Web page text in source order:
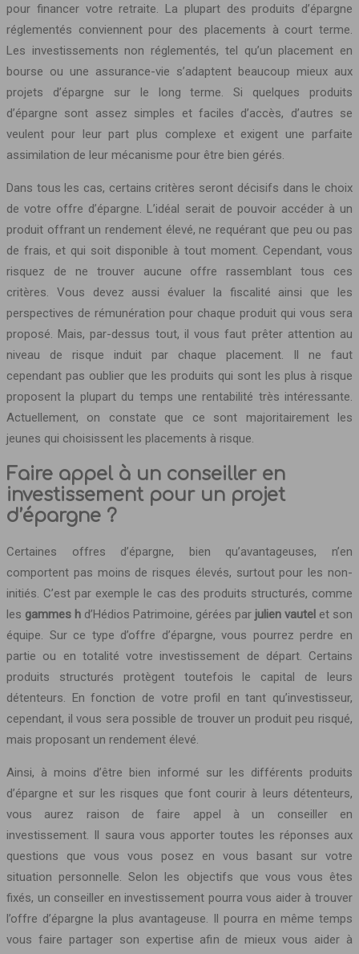
pour financer votre retraite. La plupart des produits d’épargne
réglementés conviennent pour des placements à court terme.
Les investissements non réglementés, tel qu’un placement en
bourse ou une assurance-vie s’adaptent beaucoup mieux aux
projets d’épargne sur le long terme. Si quelques produits
d’épargne sont assez simples et faciles d’accès, d’autres se
veulent pour leur part plus complexe et exigent une parfaite
assimilation de leur mécanisme pour être bien gérés.
Dans tous les cas, certains critères seront décisifs dans le choix
de votre offre d’épargne. L’idéal serait de pouvoir accéder à un
produit offrant un rendement élevé, ne requérant que peu ou pas
de frais, et qui soit disponible à tout moment. Cependant, vous
risquez de ne trouver aucune offre rassemblant tous ces
critères. Vous devez aussi évaluer la fiscalité ainsi que les
perspectives de rémunération pour chaque produit qui vous sera
proposé. Mais, par-dessus tout, il vous faut prêter attention au
niveau de risque induit par chaque placement. Il ne faut
cependant pas oublier que les produits qui sont les plus à risque
proposent la plupart du temps une rentabilité très intéressante.
Actuellement, on constate que ce sont majoritairement les
jeunes qui choisissent les placements à risque.
Faire appel à un conseiller en
investissement pour un projet
d’épargne ?
Certaines offres d’épargne, bien qu’avantageuses, n’en
comportent pas moins de risques élevés, surtout pour les non-
initiés. C’est par exemple le cas des produits structurés, comme
les gammes h d’Hédios Patrimoine, gérées par julien vautel et son
équipe. Sur ce type d’offre d’épargne, vous pourrez perdre en
partie ou en totalité votre investissement de départ. Certains
produits structurés protègent toutefois le capital de leurs
détenteurs. En fonction de votre profil en tant qu’investisseur,
cependant, il vous sera possible de trouver un produit peu risqué,
mais proposant un rendement élevé.
Ainsi, à moins d’être bien informé sur les différents produits
d’épargne et sur les risques que font courir à leurs détenteurs,
vous aurez raison de faire appel à un conseiller en
investissement. Il saura vous apporter toutes les réponses aux
questions que vous vous posez en vous basant sur votre
situation personnelle. Selon les objectifs que vous vous êtes
fixés, un conseiller en investissement pourra vous aider à trouver
l’offre d’épargne la plus avantageuse. Il pourra en même temps
vous faire partager son expertise afin de mieux vous aider à